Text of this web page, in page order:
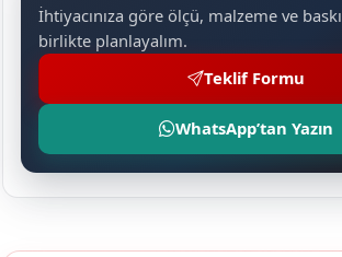
İhtiyacınıza göre ölçü, malzeme ve
birlikte planlayalım.
Teklif Formu
WhatsApp’tan Yazın